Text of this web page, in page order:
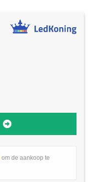
om de aankoop te